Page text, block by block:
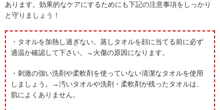
あります。効果的なケアにするためにも下記の注意事項をしっかり
と守りましょう！
・タオルを加熱し過ぎない。蒸しタオルを顔に当てる前に必ず
適温か確認して下さい。→火傷の原因になります。
・刺激の強い洗剤や柔軟剤を使っていない清潔なタオルを使用
しましょう。→汚いタオルや洗剤・柔軟剤が残ったタオルは、
肌によくありません。